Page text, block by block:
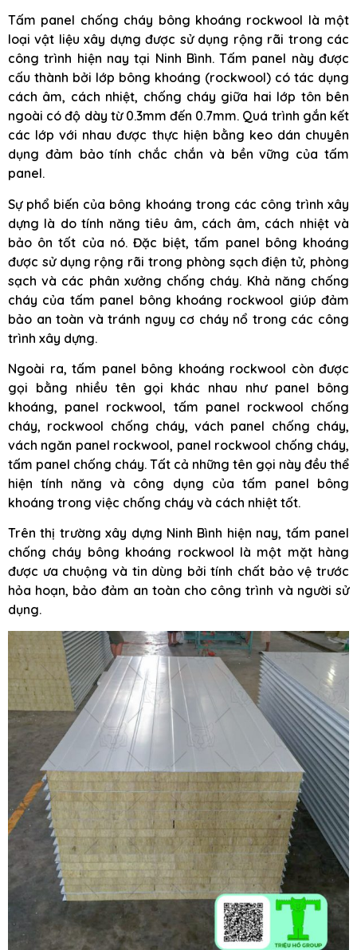
Tấm panel chống cháy bông khoáng rockwool là một
loại vật liệu xây dựng được sử dụng rộng rãi trong các
công trình hiện nay tại Ninh Bình. Tấm panel này được
cấu thành bởi lớp bông khoáng (rockwool) có tác dụng
cách âm, cách nhiệt, chống cháy giữa hai lớp tôn bên
ngoài có độ dày từ 0.3mm đến 0.7mm. Quá trình gắn kết
các lớp với nhau được thực hiện bằng keo dán chuyên
dụng đảm bảo tính chắc chắn và bền vững của tấm
panel.
Sự phổ biến của bông khoáng trong các công trình xây
dựng là do tính năng tiêu âm, cách âm, cách nhiệt và
bảo ôn tốt của nó. Đặc biệt, tấm panel bông khoáng
được sử dụng rộng rãi trong phòng sạch điện tử, phòng
sạch và các phân xưởng chống cháy. Khả năng chống
cháy của tấm panel bông khoáng rockwool giúp đảm
bảo an toàn và tránh nguy cơ cháy nổ trong các công
trình xây dựng.
Ngoài ra, tấm panel bông khoáng rockwool còn được
gọi bằng nhiều tên gọi khác nhau như panel bông
khoáng, panel rockwool, tấm panel rockwool chống
cháy, rockwool chống cháy, vách panel chống cháy,
vách ngăn panel rockwool, panel rockwool chống cháy,
tấm panel chống cháy. Tất cả những tên gọi này đều thể
hiện tính năng và công dụng của tấm panel bông
khoáng trong việc chống cháy và cách nhiệt tốt.
Trên thị trường xây dựng Ninh Bình hiện nay, tấm panel
chống cháy bông khoáng rockwool là một mặt hàng
được ưa chuộng và tin dùng bởi tính chất bảo vệ trước
hỏa hoạn, bảo đảm an toàn cho công trình và người sử
dụng.